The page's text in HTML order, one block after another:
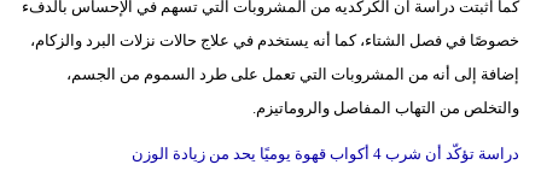
كما اثبتت دراسة ان الكركديه من المشروبات التي تسهم في الإحساس بالدفء
خصوصًا في فصل الشتاء، كما أنه يستخدم في علاج حالات نزلات البرد والزكام،
إضافة إلى أنه من المشروبات التي تعمل على طرد السموم من الجسم،
والتخلص من التهاب المفاصل والروماتيزم.
دراسة تؤكّد أن شرب 4 أكواب قهوة يوميًا يحد من زيادة الوزن